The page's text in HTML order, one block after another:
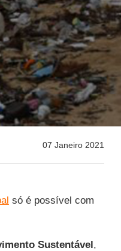
07 Janeiro 2021
só é possível com
Sustentável,